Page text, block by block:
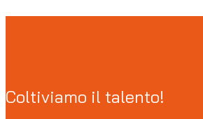
Coltiviamo il talento!